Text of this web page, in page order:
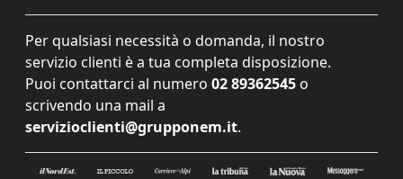
Per qualsiasi necessità o domanda, il nostro
servizio clienti è a tua completa disposizione.
Puoi contattarci al numero 02 89362545 o
scrivendo una mail a
servizioclienti@grupponem.it.